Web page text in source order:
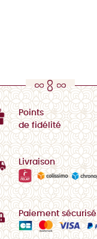
Points
de fidélité
Livraison
Paiement sécurisé